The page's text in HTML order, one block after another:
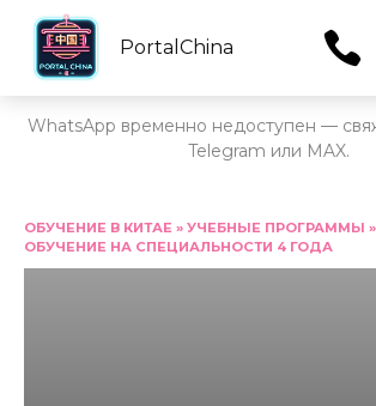
PortalChina
WhatsApp временно недоступен —
Telegram или MAX.
содержанию
ОБУЧЕНИЕ В КИТАЕ » УЧЕБНЫЕ ПРОГРАММЫ »
ОБУЧЕНИЕ НА СПЕЦИАЛЬНОСТИ 4 ГОДА